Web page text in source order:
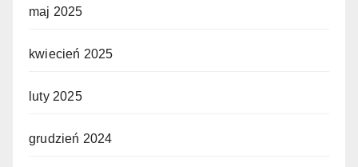
maj 2025
kwiecień 2025
luty 2025
grudzień 2024